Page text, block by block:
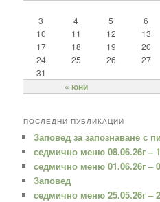
« юни
3
4 5 6
10
11 12 13
17
18 19 20
24
25 26 27
31
ПОСЛЕДНИ ПУБЛИКАЦИИ
Заповед за запознаване с
седмично меню 08.06.26г –
седмично меню 01.06.26г –
Заповед
седмично меню 25.05.26г –